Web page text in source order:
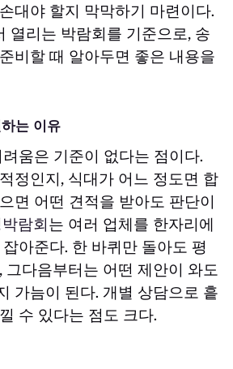
대야 할지 막막하기 마련이다.
열리는 박람회를 기준으로, 송
비할 때 알아두면 좋은 내용을
는 이유
움은 기준이 없다는 점이다.
정인지, 식대가 어느 정도면 합
면 어떤 견적을 받아도 판단이
람회는 여러 업체를 한자리에
아준다. 한 바퀴만 돌아도 평
그다음부터는 어떤 제안이 와도
가늠이 된다. 개별 상담으로 흩
수 있다는 점도 크다.